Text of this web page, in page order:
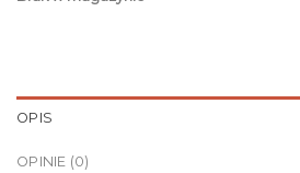
OPIS
OPINIE (0)